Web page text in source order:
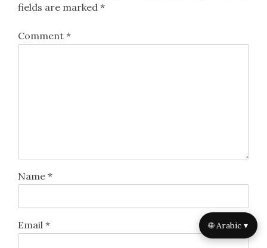
fields are marked *
Comment *
Name *
Email * 🌐 Arabic ▾